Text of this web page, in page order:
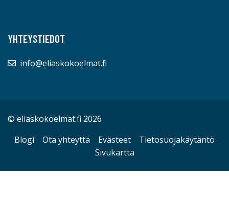
YHTEYSTIEDOT
info@eliaskokoelmat.fi
© eliaskokoelmat.fi 2026
Blogi
Ota yhteyttä Evästeet
Tietosuojakäytäntö
Sivukartta